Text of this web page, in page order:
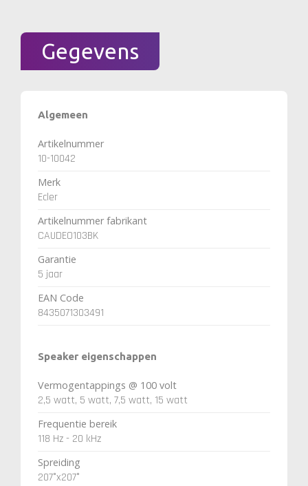
Gegevens
Algemeen
Artikelnummer
10-10042
Merk
Ecler
Artikelnummer fabrikant
CAUDEO103BK
Garantie
5 jaar
EAN Code
8435071303491
Speaker eigenschappen
Vermogentappings @ 100 volt
2,5 watt, 5 watt, 7,5 watt, 15 watt
Frequentie bereik
118 Hz - 20 kHz
Spreiding
207°x207°